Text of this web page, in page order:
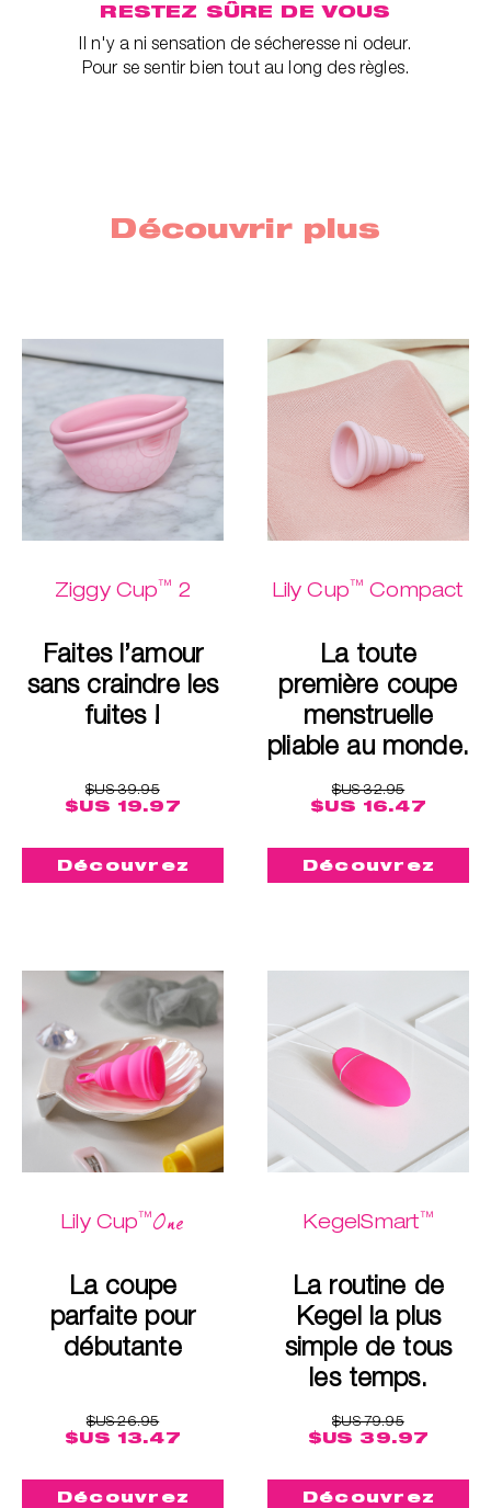
RESTEZ SÛRE DE VOUS
Il n'y a ni sensation de sécheresse ni odeur.
Pour se sentir bien tout au long des règles.
Découvrir plus
Ziggy Cup™ 2
Faites l’amour
sans craindre les
fuites !
$US 39.95
$US 19.97
Découvrez
Lily Cup™ Compact
La toute
première coupe
menstruelle
pliable au monde.
$US 32.95
$US 16.47
Découvrez
Lily Cup™One
La coupe
parfaite pour
débutante
$US 26.95
$US 13.47
Découvrez
KegelSmart™
La routine de
Kegel la plus
simple de tous
les temps.
$US 79.95
$US 39.97
Découvrez